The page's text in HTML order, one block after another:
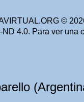
©
4.0. Para ver una